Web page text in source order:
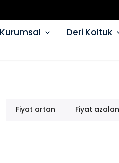
Kurumsal Deri Koltuk
Fiyat artan Fiyat azalan